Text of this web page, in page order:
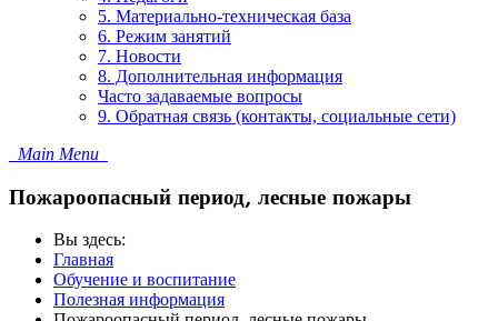
5. Материально-техническая база
6. Режим занятий
7. Новости
8. Дополнительная информация
Часто задаваемые вопросы
9. Обратная связь (контакты, социальные сети)
Main Menu
Пожароопасный период, лесные пожары
Вы здесь:
Главная
Обучение и воспитание
Полезная информация